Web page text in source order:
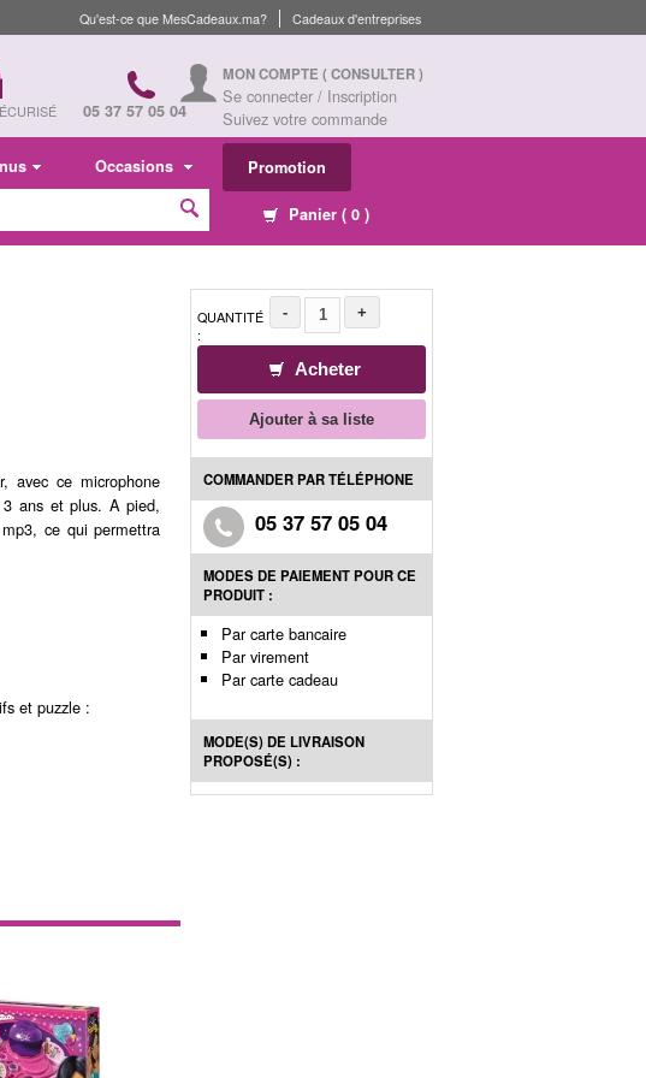
Cadeaux d'entreprises
Qu'est-ce que MesCadeaux.ma?
05 37 57 05 04
MON COMPTE ( CONSULTER )
Se connecter / Inscription
Suivez votre commande
Occasions Promotion
Panier ( 0 )
avec ce microphone
ans et plus. A pied,
ce qui permettra
et puzzle :
QUANTITÉ
:
- +
Acheter
Ajouter à sa liste
COMMANDER PAR TÉLÉPHONE
05 37 57 05 04
MODES DE PAIEMENT POUR CE
PRODUIT :
Par carte bancaire
Par virement
Par carte cadeau
MODE(S) DE LIVRAISON
PROPOSÉ(S) :